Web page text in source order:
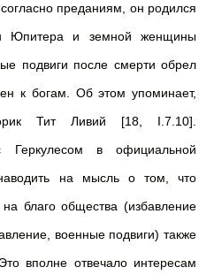
преданиям, он родился
Юпитера и земной женщины
подвиги после смерти обрел
к богам. Об этом упоминает,
Тит Ливий [18, I.7.10].
Геркулесом в официальной
на мысль о том, что
благо общества (избавление
военные подвиги) также
вполне отвечало интересам